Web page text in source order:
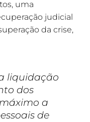
uma
judicial
da crise,
liquidação
dos
a
de